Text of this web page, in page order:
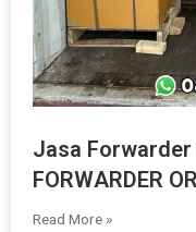
Jasa
FORWARDER
Read More »